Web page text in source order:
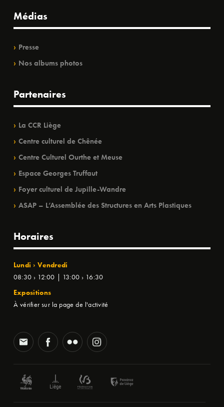
Médias
Presse
Nos albums photos
Partenaires
La CCR Liège
Centre culturel de Chênée
Centre Culturel Ourthe et Meuse
Espace Georges Truffaut
Foyer culturel de Jupille-Wandre
ASAP – L’Assemblée des Structures en Arts Plastiques
Horaires
Lundi › Vendredi
08:30 › 12:00 | 13:00 › 16:30
Expositions
À vérifier sur la page de l'activité